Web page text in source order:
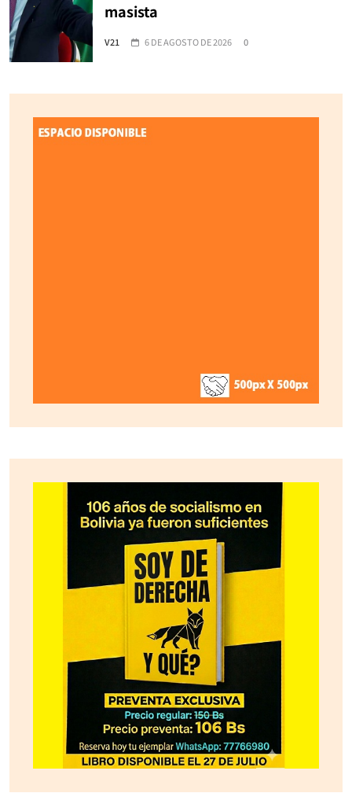
masista
V21 6 DE AGOSTO DE 2026 0